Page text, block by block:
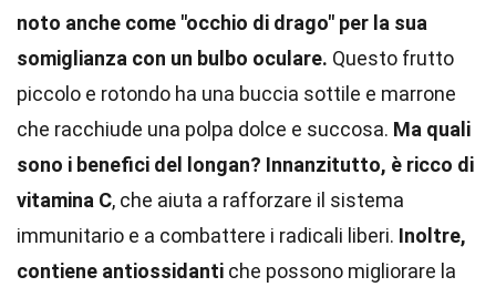
noto anche come "occhio di drago" per la sua
somiglianza con un bulbo oculare. Questo frutto
piccolo e rotondo ha una buccia sottile e marrone
che racchiude una polpa dolce e succosa. Ma quali
sono i benefici del longan? Innanzitutto, è ricco di
vitamina C, che aiuta a rafforzare il sistema
immunitario e a combattere i radicali liberi. Inoltre,
contiene antiossidanti che possono migliorare la